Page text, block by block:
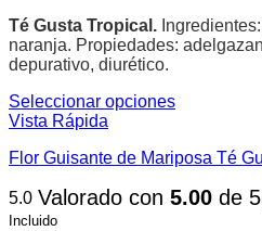
se
pueden
elegir
la
página
producto
Té Gusta Tropical.
naranja. Propiedades:
depurativo, diurético.
Seleccionar opciones
Este
tiene
variantes.
Las
Vista Rápida
Flor Guisante de Mariposa Té
5.0 Valorado con 5.00 de 5
Incluido